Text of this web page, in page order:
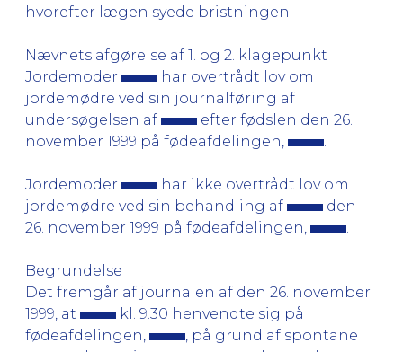
hvorefter lægen syede bristningen.
Nævnets afgørelse af 1. og 2. klagepunkt
Jordemoder
har overtrådt lov om
jordemødre ved sin journalføring af
undersøgelsen af
efter fødslen den 26.
november 1999 på fødeafdelingen,
Jordemoder
har ikke overtrådt lov om
jordemødre ved sin behandling af
den
26. november 1999 på fødeafdelingen,
Begrundelse
Det fremgår af journalen af den 26. november
1999, at
kl. 9.30 henvendte sig på
fødeafdelingen,
, på grund af spontane